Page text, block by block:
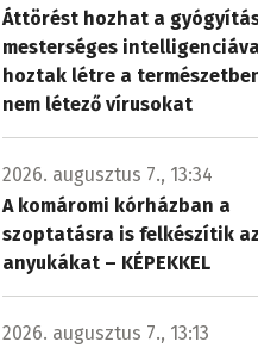
Áttörést hozhat a
mesterséges
hoztak létre a
nem létező vírusokat
2026. augusztus 7., 13:34
A komáromi kórházban a
szoptatásra is felkészítik az
anyukákat – KÉPEKKEL
2026. augusztus 7., 13:13